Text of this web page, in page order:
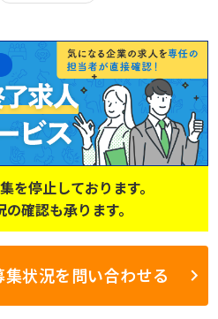
を停止しております。
確認も承ります。
集状況を問い合わせる